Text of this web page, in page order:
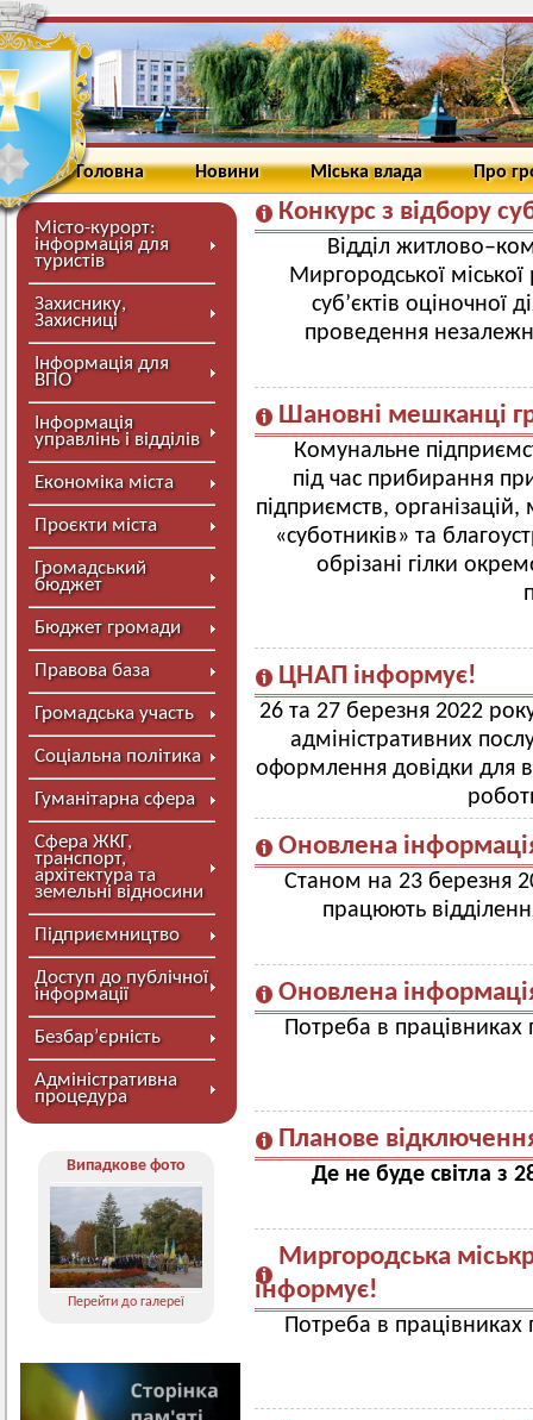
Головна Новини Міська влада Про
Місто-курорт:
інформація для
туристів
Захиснику,
Захисниці
Інформація для
ВПО
Інформація
управлінь і відділів
Економіка міста
Проєкти міста
Громадський
бюджет
Бюджет громади
Правова база
Громадська участь
Соціальна політика
Гуманітарна сфера
Сфера ЖКГ,
транспорт,
архітектура та
земельні відносини
Підприємництво
Доступ до публічної
інформації
Безбар’єрність
Адміністративна
процедура
Випадкове фото
Перейти до галереї
Конкурс з відбору
Відділ
Миргородської
суб’єктів оціночної
проведення
Шановні мешканці
Комунальне
під час прибирання
підприємств,
«суботників» та
обрізані гілки
ЦНАП інформує!
26 та 27 березня 2022
адміністративних
оформлення довідки для
Оновлена
Станом на 23 березня
працюють
Оновлена
Потреба в
Планове
Де не буде світла з
Миргородська
інформує!
Потреба в